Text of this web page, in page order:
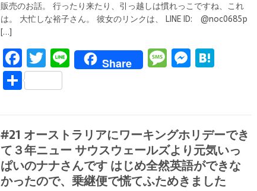
販売のお話。 行ったり来たり、引っ越しは慣れっこですね、これ
は。 大忙しな裕子さん。 彼女のリンクは、 LINE ID: @noc0685p
[…]
F
a
ce
o
o
k
T
w
it
r
Li
n
Share
M
g
e
M
g
er
a
S
e
#21 オーストラリアにワーキングホリデーでき
て３年ニュー サウスウェールズより元気いっ
ぱいのナナさんです はじめ全然英語ができな
かったので、乗継便で慌てふためきました